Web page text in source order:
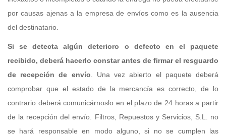
por causas ajenas a la empresa de envíos como es la ausencia
del destinatario.
Si se detecta algún deterioro o defecto en el paquete
recibido, deberá hacerlo constar antes de firmar el resguardo
de recepción de envío . Una vez abierto el paquete deberá
comprobar que el estado de la mercancía es correcto, de lo
contrario deberá comunicárnoslo en el plazo de 24 horas a partir
de la recepción del envío. Filtros, Repuestos y Servicios, S.L. no
se hará responsable en modo alguno, si no se cumplen las